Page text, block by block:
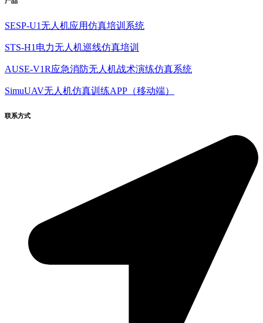
SESP-U1无人机应用仿真培训系统
STS-H1电力无人机巡线仿真培训
AUSE-V1R应急消防无人机战术演练仿真系统
SimuUAV无人机仿真训练APP（移动端）
联系方式